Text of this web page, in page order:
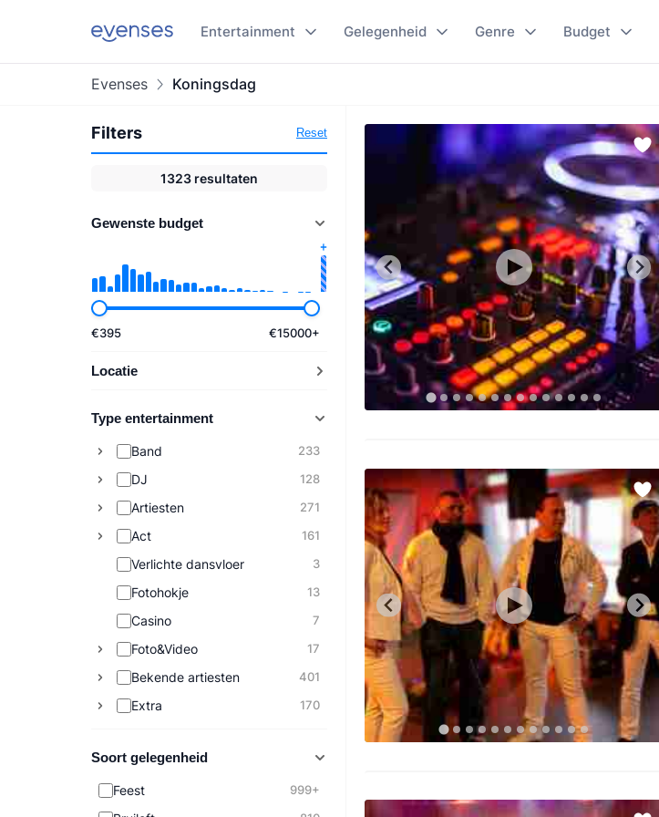
Entertainment Gelegenheid Genre Budget
Evenses Koningsdag
Filters Reset
1323 resultaten
Gewenste budget
€395 €15000+
Locatie
Type entertainment
Band 233
DJ 128
Artiesten 271
Act 161
Verlichte dansvloer 3
Fotohokje 13
Casino 7
Foto&Video 17
Bekende artiesten 401
Extra 170
Soort gelegenheid
Feest 999+